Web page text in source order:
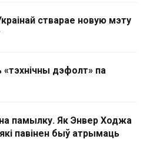
стварае новую мэту
«тэхнічны дэфолт» па
памылку. Як Энвер Ходжа
павінен быў атрымаць